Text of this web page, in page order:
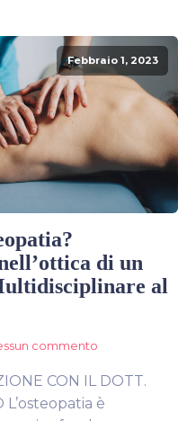
Febbraio 1, 2023
di un
al
commento
CON IL DOTT.
L’osteopatia è